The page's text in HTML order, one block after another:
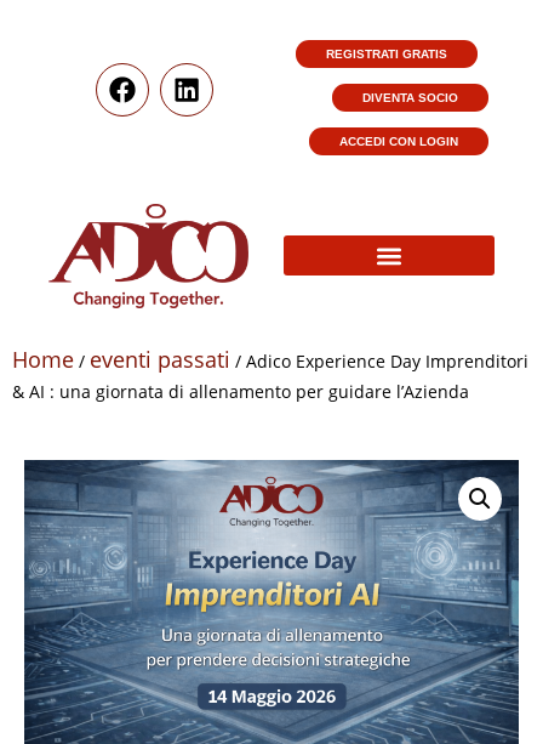
REGISTRATI GRATIS
DIVENTA SOCIO
ACCEDI CON LOGIN
Home / eventi passati / Adico Experience Day Imprenditori
& AI : una giornata di allenamento per guidare l’Azienda